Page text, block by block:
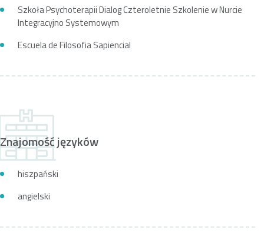
Szkoła Psychoterapii Dialog Czteroletnie Szkolenie w Nurcie
Integracyjno Systemowym
Escuela de Filosofia Sapiencial
Znajomość języków
hiszpański
angielski